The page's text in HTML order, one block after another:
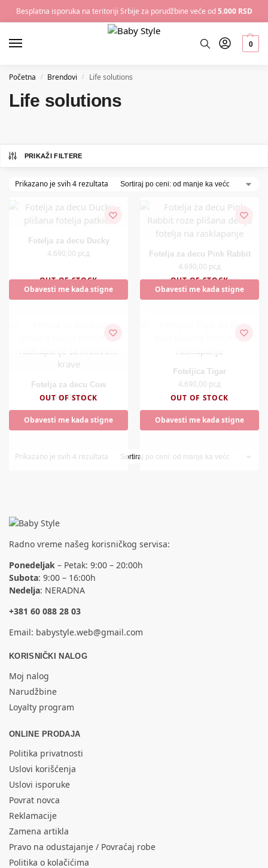
Besplatna isporuka na teritoriji Srbije za porudžbine veće od5.000 RSD
0
Početna / Brendovi / Life solutions
Life solutions
PRIKAŽI FILTERE
Prikazano je svih 4 rezultata
OUT OF STOCK
Fotelja za decu Ducky
4.690,00 рсд
Obavesti me kada stigne
OUT OF STOCK
Fotelja za decu Pink Rabbit
4.690,00 рсд
Obavesti me kada stigne
OUT OF STOCK
Fotelja za decu Cow
4.690,00рсд
Obavesti me kada stigne
OUT OF STOCK
Foteljica Tigar
4.690,00 рсд
Obavesti me kada stigne
Prikazano je svih 4 rezultata
Radno vreme našeg korisničkog servisa:
Ponedeljak – Petak: 9:00 – 20:00h
Subota: 9:00 – 16:00h
Nedelja: NERADNA
+381 60 088 28 03
Email: babystyle.web@gmail.com
KORISNIČKI NALOG
Moj nalog
Narudžbine
Loyalty program
ONLINE PRODAJA
Politika privatnosti
Uslovi korišćenja
Uslovi isporuke
Povrat novca
Reklamacije
Zamena artikla
Pravo na odustajanje / Povraćaj robe
Politika o kolačićima